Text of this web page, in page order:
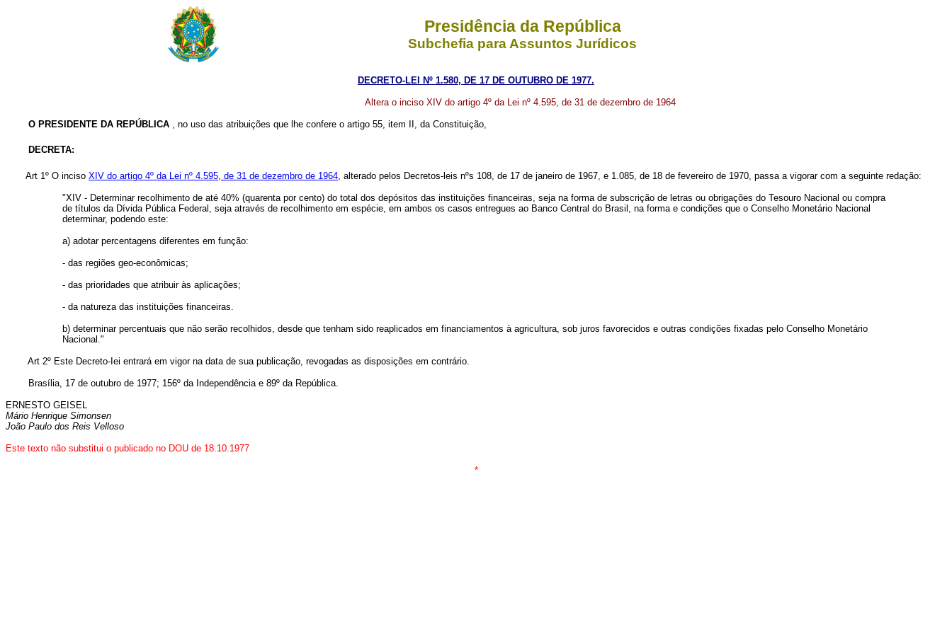
Presidência da República
Subchefia para Assuntos Jurídicos
DECRETO-LEI Nº 1.580, DE 17 DE OUTUBRO DE 1977.
Altera o inciso XIV do artigo 4º da Lei nº 4.595, de 31 de dezembro de 1964
O PRESIDENTE DA REPÚBLICA , no uso das atribuições que lhe confere o artigo 55, item II, da Constituição,
DECRETA:
Art 1º O inciso XIV do artigo 4º da Lei nº 4.595, de 31 de dezembro de 1964 , alterado pelos Decretos-leis nºs 108, de 17 de janeiro de 1967, e 1.085, de 18 de fevereiro de 1970, passa a vigorar com a seguinte redação:
"XIV - Determinar recolhimento de até 40% (quarenta por cento) do total dos depósitos das instituições financeiras, seja na forma de subscrição de letras ou obrigações do Tesouro Nacional ou compra
de títulos da Dívida Pública Federal, seja através de recolhimento em espécie, em ambos os casos entregues ao Banco Central do Brasil, na forma e condições que o Conselho Monetário Nacional
determinar, podendo este:
a) adotar percentagens diferentes em função:
- das regiões geo-econômicas;
- das prioridades que atribuir às aplicações;
- da natureza das instituições financeiras.
b) determinar percentuais que não serão recolhidos, desde que tenham sido reaplicados em financiamentos à agricultura, sob juros favorecidos e outras condições fixadas pelo Conselho Monetário
Nacional."
Art 2º Este Decreto-Iei entrará em vigor na data de sua publicação, revogadas as disposições em contrário.
Brasília, 17 de outubro de 1977; 156º da Independência e 89º da República.
ERNESTO GEISEL
Mário Henrique Simonsen
João Paulo dos Reis Velloso
Este texto não substitui o publicado no DOU de 18.10.1977
*